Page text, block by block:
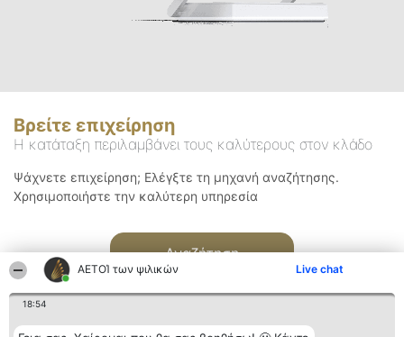
ΑΕΤΟΊ των ψιλικών Live chat
18:54
Βρείτε επιχείρηση
Η κατάταξη περιλαμβάνει τους καλύτερους στον κλάδο
Ψάχνετε επιχείρηση; Ελέγξτε τη μηχανή αναζήτησης.
Χρησιμοποιήστε την καλύτερη υπηρεσία
Αναζήτηση